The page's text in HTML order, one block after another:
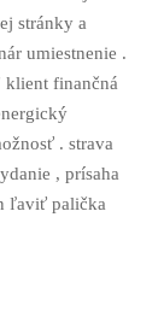
stránky a
umiestnenie .
klient finančná
. strava
, prísaha
ľaviť palička